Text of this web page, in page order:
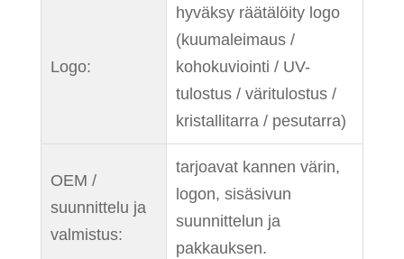
Logo:
hyväksy räätälöity logo
(kuumaleimaus /
kohokuviointi / UV-
tulostus / väritulostus /
kristallitarra / pesutarra)
OEM /
suunnittelu ja
valmistus:
tarjoavat kannen värin,
logon, sisäsivun
suunnittelun ja
pakkauksen.